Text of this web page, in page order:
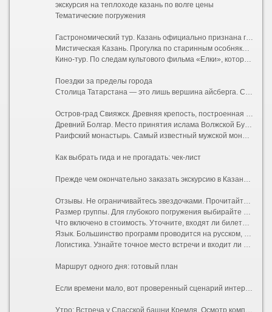
экскурсия на теплоходе казань по волге цены
Тематические погружения
Гастрономический тур. Казань официально признана гастрономической столицей России. На такой экскурсии вас проведут по лучшим заведениям национальной кухни, научат отличать эчпочмак от перемяча и расскажут секреты приготовления идеального кыстыбыя.
Мистическая Казань. Прогулка по старинным особнякам с привидениями, купеческим усадьбам и местам силы. Вам расскажут о татарских духах (шурале и убыр), подземных ходах под Кремлем и проклятиях древних ханов.
Кино-тур. По следам культового фильма «Елки», который снимали в Иннополисе и Свияжске, или других картин, запечатлевших виды столицы Татарстана.
Поездки за пределы города
Столица Татарстана — это лишь вершина айсберга. Самые впечатляющие впечатления ждут за городской чертой:
Остров-град Свияжск. Древняя крепость, построенная войском Ивана Грозного за четыре недели. Сегодня это музей-заповедник с потрясающими фресками Успенского собора, входящего в список наследия ЮНЕСКО.
Древний Болгар. Место принятия ислама Волжской Булгарией. Величественные руины, Белая мечеть, напоминающая индийский Тадж-Махал, и Музей болгарской цивилизации.
Раифский монастырь. Самый известный мужской монастырь республики, расположенный в живописном лесу на берегу Раифского озера. Сюда едут ради умиротворяющей атмосферы и местной святыни — Грузинской иконы Божией Матери.
Как выбрать гида и не прогадать: чек-лист
Прежде чем окончательно заказать экскурсию в Казани, проверьте несколько моментов:
Отзывы. Не ограничивайтесь звездочками. Прочитайте последние комментарии, обращая внимание на то, насколько живым был рассказ гида и соблюдался ли тайминг.
Размер группы. Для глубокого погружения выбирайте мини-группы до 8 человек или индивидуальные туры. В больших автобусах на 40 мест часто плохо слышно аудиогид.
Что включено в стоимость. Уточните, входят ли билеты в музеи (например, в Башню Сююмбике или Благовещенский собор), дегустации и транспортные расходы.
Язык. Большинство программ проводится на русском, но в ТИЦ и крупных агентствах легко найти англоязычных или даже франкоговорящих специалистов.
Логистика. Узнайте точное место встречи и входит ли трансфер от вашего отеля в цену.
Маршрут одного дня: готовый план
Если времени мало, вот проверенный сценарий интересной пешей экскурсии:
Утро: Встреча у Спасской башни Кремля. Осмотр комплекса изнутри (мечеть Кул-Шариф, пушечный двор).